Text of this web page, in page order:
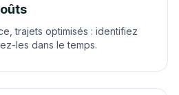
trajets optimisés : identifiez
les dans le temps.